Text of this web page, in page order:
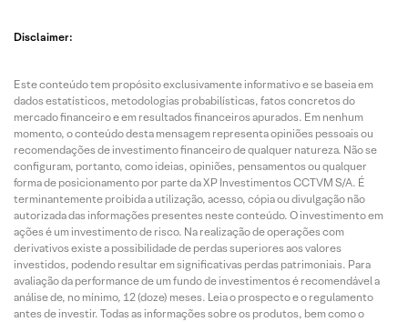
Disclaimer:
Este conteúdo tem propósito exclusivamente informativo e se baseia em
dados estatísticos, metodologias probabilísticas, fatos concretos do
mercado financeiro e em resultados financeiros apurados. Em nenhum
momento, o conteúdo desta mensagem representa opiniões pessoais ou
recomendações de investimento financeiro de qualquer natureza. Não se
configuram, portanto, como ideias, opiniões, pensamentos ou qualquer
forma de posicionamento por parte da XP Investimentos CCTVM S/A. É
terminantemente proibida a utilização, acesso, cópia ou divulgação não
autorizada das informações presentes neste conteúdo. O investimento em
ações é um investimento de risco. Na realização de operações com
derivativos existe a possibilidade de perdas superiores aos valores
investidos, podendo resultar em significativas perdas patrimoniais. Para
avaliação da performance de um fundo de investimentos é recomendável a
análise de, no mínimo, 12 (doze) meses. Leia o prospecto e o regulamento
antes de investir. Todas as informações sobre os produtos, bem como o